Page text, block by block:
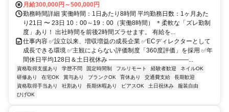
月給300,000円～500,000円
勤務時間詳細 実働時間：1日あたり8時間 平均勤務日数：1ヶ月あた
り21日 〜 23日 10：00～19：00（実働8時間） ＊柔軟な「ズレ勤制
度」あり！ 出社時間を前後2時間ズラせます。 有給を...
仕事内容 ✅設立以来、増収増益の成長企業 ✅ECディレクターとして
成長できる環境 ✅主観によらない評価制度「360度評価」を採用 ✅年
間休日平均128日＆土日祝休み ―――――――――――――...
資格取得支援あり 学歴不問 固定時間制 フルリモート 経験者歓迎
ネイルOK
研修あり
在宅OK 賞与あり ブランクOK 育休あり 交通費支給
長期歓迎
資格取得手当あり
社割あり 長期休暇あり ピアスOK 土日祝休み
服装自由
ひげOK